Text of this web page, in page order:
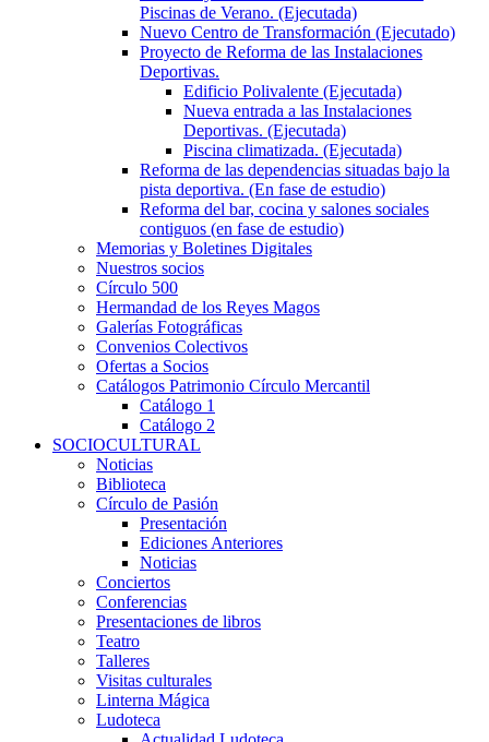
Piscinas de Verano. (Ejecutada)
Nuevo Centro de Transformación (Ejecutado)
Proyecto de Reforma de las Instalaciones
Deportivas.
Edificio Polivalente (Ejecutada)
Nueva entrada a las Instalaciones
Deportivas. (Ejecutada)
Piscina climatizada. (Ejecutada)
Reforma de las dependencias situadas bajo la
pista deportiva. (En fase de estudio)
Reforma del bar, cocina y salones sociales
contiguos (en fase de estudio)
Memorias y Boletines Digitales
Nuestros socios
Círculo 500
Hermandad de los Reyes Magos
Galerías Fotográficas
Convenios Colectivos
Ofertas a Socios
Catálogos Patrimonio Círculo Mercantil
Catálogo 1
Catálogo 2
SOCIOCULTURAL
Noticias
Biblioteca
Círculo de Pasión
Presentación
Ediciones Anteriores
Noticias
Conciertos
Conferencias
Presentaciones de libros
Teatro
Talleres
Visitas culturales
Linterna Mágica
Ludoteca